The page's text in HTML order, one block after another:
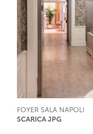
FOYER SALA NAPOLI
SCARICA JPG